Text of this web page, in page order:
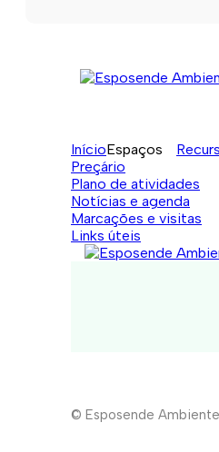
InícioEspaços
Preçário
Plano de atividades
Notícias e agenda
Marcações e visitas
Links úteis
© Esposende